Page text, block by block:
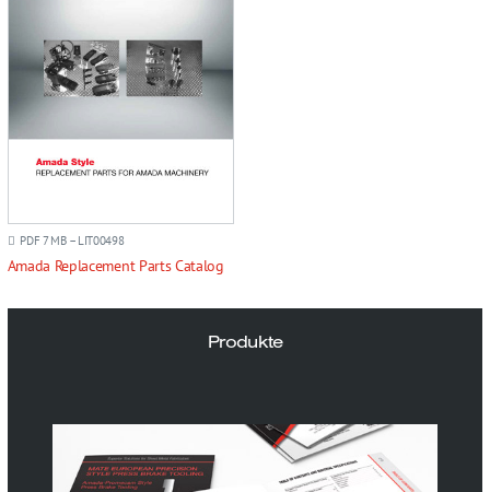
PDF 7 MB – LIT00498
Amada Replacement Parts Catalog
Produkte